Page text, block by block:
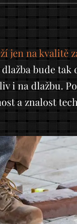
jen na kvalitě
bude
na dlažbu.
a znalost